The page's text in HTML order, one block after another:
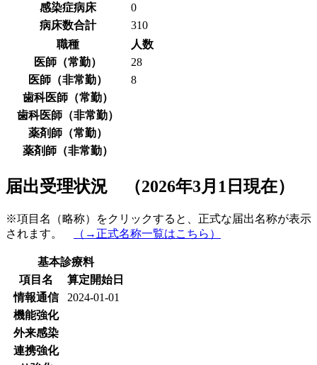
感染症病床
0
病床数合計
310
職種
人数
医師（常勤）
28
医師（非常勤）
8
歯科医師（常勤）
歯科医師（非常勤）
薬剤師（常勤）
薬剤師（非常勤）
届出受理状況 （2026年3月1日現在）
※項目名（略称）をクリックすると、正式な届出名称が表示
されます。
（→正式名称一覧はこちら）
基本診療料
項目名
算定開始日
情報通信
2024-01-01
機能強化
外来感染
連携強化